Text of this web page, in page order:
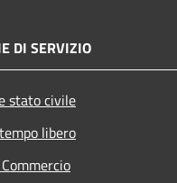
DI SERVIZIO
stato civile
libero